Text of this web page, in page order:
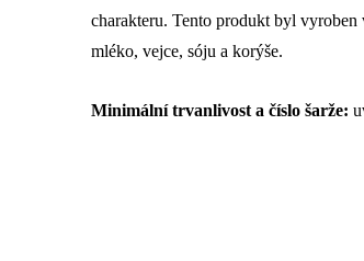
charakteru. Tento produkt byl
mléko, vejce, sóju a korýše.
Minimální trvanlivost a číslo šarže: